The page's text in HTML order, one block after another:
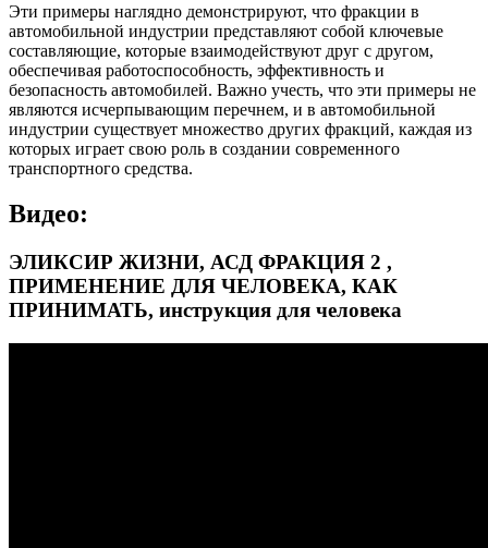
Эти примеры наглядно демонстрируют, что фракции в
автомобильной индустрии представляют собой ключевые
составляющие, которые взаимодействуют друг с другом,
обеспечивая работоспособность, эффективность и
безопасность автомобилей. Важно учесть, что эти примеры не
являются исчерпывающим перечнем, и в автомобильной
индустрии существует множество других фракций, каждая из
которых играет свою роль в создании современного
транспортного средства.
Видео:
ЭЛИКСИР ЖИЗНИ, АСД ФРАКЦИЯ 2 ,
ПРИМЕНЕНИЕ ДЛЯ ЧЕЛОВЕКА, КАК
ПРИНИМАТЬ, инструкция для человека